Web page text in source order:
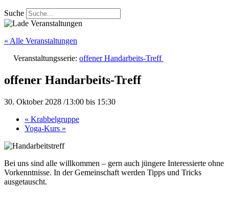
Suche
« Alle Veranstaltungen
Veranstaltungsserie: offener Handarbeits-Treff
offener Handarbeits-Treff
30. Oktober 2028 /13:00 bis 15:30
« Krabbelgruppe
Yoga-Kurs »
Bei uns sind alle willkommen – gern auch jüngere Interessierte ohne
Vorkenntnisse. In der Gemeinschaft werden Tipps und Tricks
ausgetauscht.